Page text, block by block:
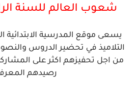
شعوب العالم للسنة
يسعى موقع المدرسية الابتدائية
التلاميذ في تحضير الدروس
من اجل تحفيزهم اكثر على
رصيدهم